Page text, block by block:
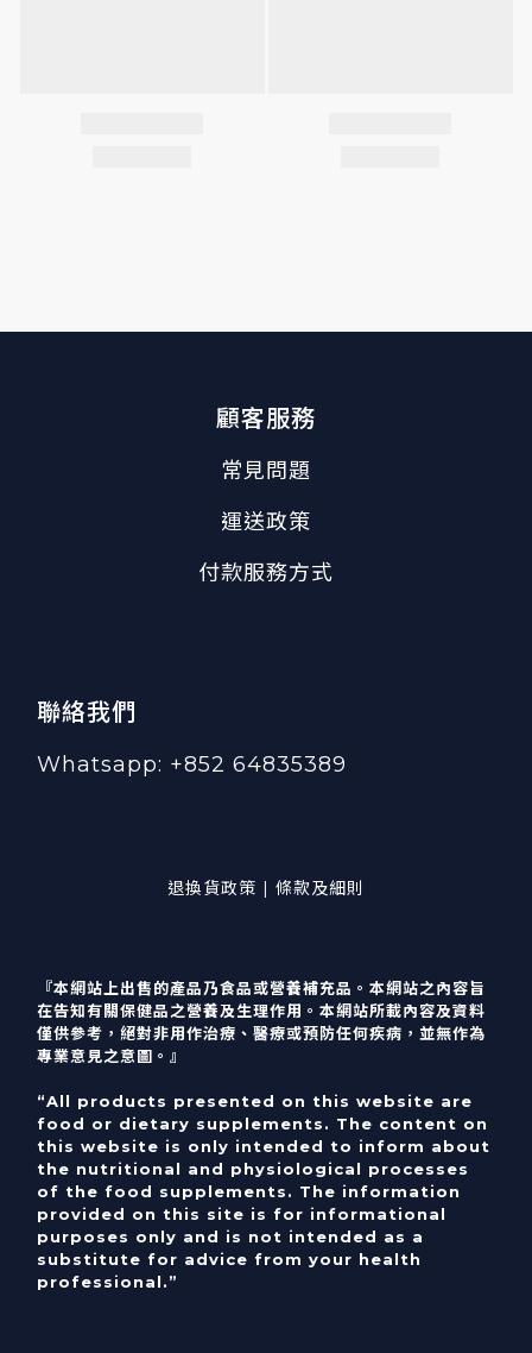
顧客服務
常見問題
運送政策
付款服務方式
聯絡我們
Whatsapp: +852 64835389
退換貨政策 | 條款及細則
『本網站上出售的產品乃食品或營養補充品。本網站之內容旨
在告知有關保健品之營養及生理作用。本網站所載內容及資料
僅供參考，絕對非用作治療、醫療或預防任何疾病，並無作為
專業意見之意圖。』
“All products presented on this website are
food or dietary supplements. The content on
this website is only intended to inform about
the nutritional and physiological processes
of the food supplements. The information
provided on this site is for informational
purposes only and is not intended as a
substitute for advice from your health
professional.”